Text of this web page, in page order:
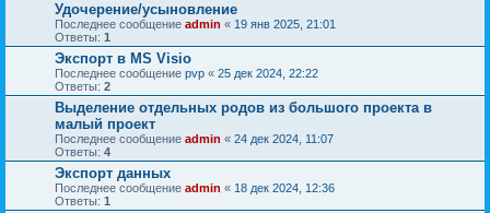
Удочерение/усыновление
Последнее сообщение admin « 19 янв 2025, 21:01
Ответы: 1
Экспорт в MS Visio
Последнее сообщение pvp « 25 дек 2024, 22:22
Ответы: 2
Выделение отдельных родов из большого проекта в
малый проект
Последнее сообщение admin « 24 дек 2024, 11:07
Ответы: 4
Экспорт данных
Последнее сообщение admin « 18 дек 2024, 12:36
Ответы: 1